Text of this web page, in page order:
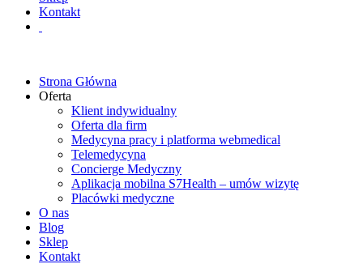
Kontakt
Strona Główna
Oferta
Klient indywidualny
Oferta dla firm
Medycyna pracy i platforma webmedical
Telemedycyna
Concierge Medyczny
Aplikacja mobilna S7Health – umów wizytę
Placówki medyczne
O nas
Blog
Sklep
Kontakt